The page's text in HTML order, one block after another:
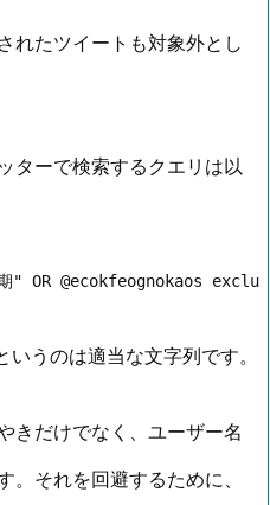
れたツイートも対象外とし
ターで検索するクエリは以
期" OR
うのは適当な文字列です。
きだけでなく、ユーザー名
。それを回避するために、